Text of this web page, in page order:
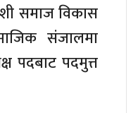
समाज विकास
संजालमा
पदबाट पदमुत्त